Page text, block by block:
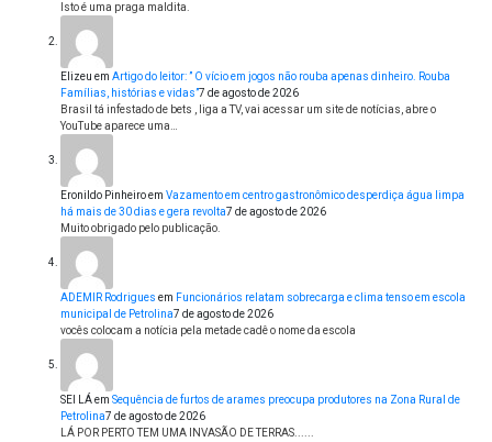
Isto é uma praga maldita.
Elizeu em Artigo do leitor: ” O vício em jogos não rouba apenas dinheiro. Rouba
Famílias, histórias e vidas”7 de agosto de 2026
Brasil tá infestado de bets , liga a TV, vai acessar um site de notícias, abre o
YouTube aparece uma…
Eronildo Pinheiroem Vazamento em centro gastronômico desperdiça água limpa
há mais de 30 dias e gera revolta7 de agosto de 2026
Muito obrigado pelo publicação.
ADEMIR Rodrigues em Funcionários relatam sobrecarga e clima tenso em escola
municipal de Petrolina7 de agosto de 2026
vocês colocam a notícia pela metade cadê o nome da escola
SEI LÁem Sequência de furtos de arames preocupa produtores na Zona Rural de
Petrolina7 de agosto de 2026
LÁ POR PERTO TEM UMA INVASÃO DE TERRAS......